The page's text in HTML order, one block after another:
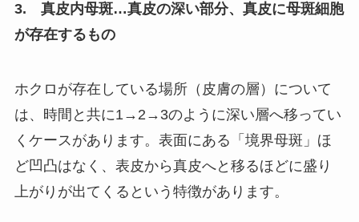
3. 真皮内母斑…真皮の深い部分、真皮に母斑細胞
が存在するもの
ホクロが存在している場所（皮膚の層）について
は、時間と共に1→2→3のように深い層へ移ってい
くケースがあります。表面にある「境界母斑」ほ
ど凹凸はなく、表皮から真皮へと移るほどに盛り
上がりが出てくるという特徴があります。